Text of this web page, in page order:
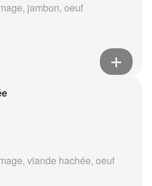
jambon, oeuf
viande hachée, oeuf